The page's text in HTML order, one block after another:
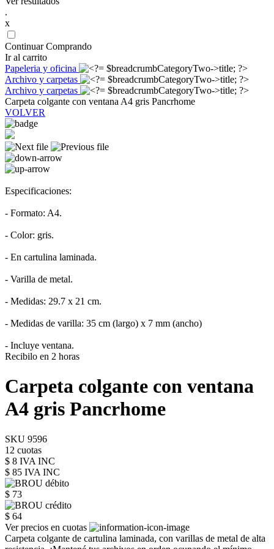
.
x
Continuar Comprando
Ir al carrito
Papeleria y oficina
Archivo y carpetas
Archivo y carpetas
Carpeta colgante con ventana A4 gris Pancrhome
VOLVER
Especificaciones:
- Formato: A4.
- Color: gris.
- En cartulina laminada.
- Varilla de metal.
- Medidas: 29.7 x 21 cm.
- Medidas de varilla: 35 cm (largo) x 7 mm (ancho)
- Incluye ventana.
Recibilo en 2 horas
Carpeta colgante con ventana
A4 gris Pancrhome
SKU 9596
12 cuotas
$ 8 IVA INC
$ 85 IVA INC
$ 73
$ 64
Ver precios en cuotas
Carpeta colgante de cartulina laminada, con varillas de metal de alta